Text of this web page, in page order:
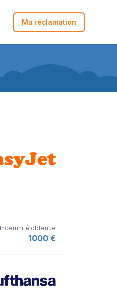
Ma réclamation
Indemnité obtenue
1000 €